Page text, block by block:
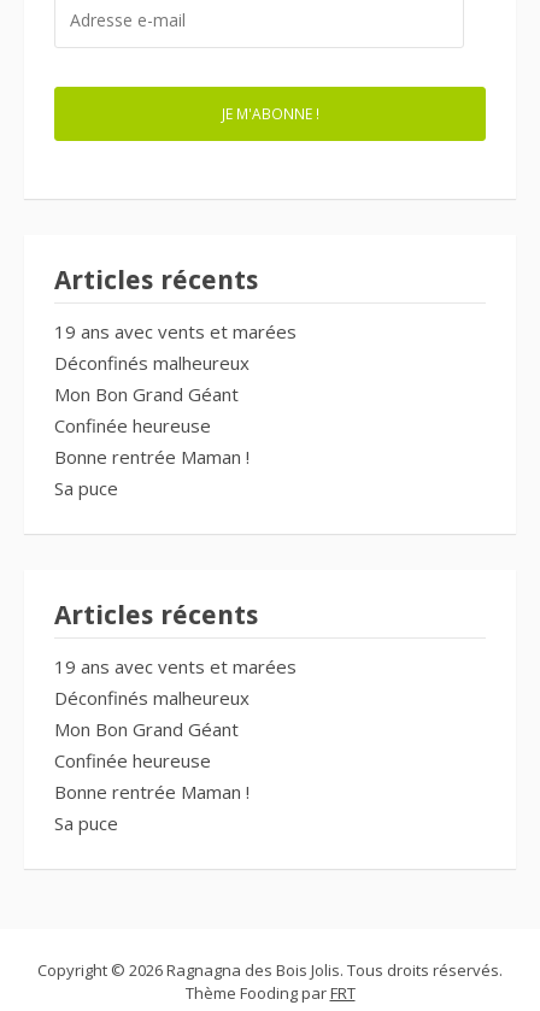
MAIL
JE M'ABONNE !
Articles récents
19 ans avec vents et marées
Déconfinés malheureux
Mon Bon Grand Géant
Confinée heureuse
Bonne rentrée Maman !
Sa puce
Articles récents
19 ans avec vents et marées
Déconfinés malheureux
Mon Bon Grand Géant
Confinée heureuse
Bonne rentrée Maman !
Sa puce
Copyright © 2026 Ragnagna des Bois Jolis. Tous droits réservés.
Thème Fooding parFRT